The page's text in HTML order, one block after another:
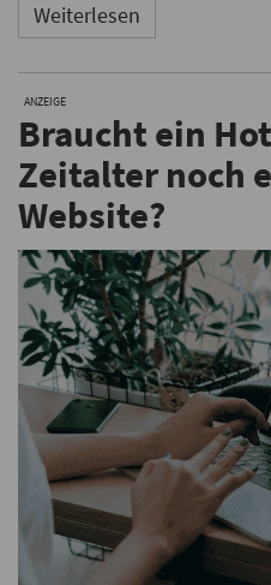
Weiterlesen
ANZEIGE
Braucht ein
Zeitalter noch
Website?